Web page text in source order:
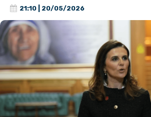
21:10 | 20/05/2026